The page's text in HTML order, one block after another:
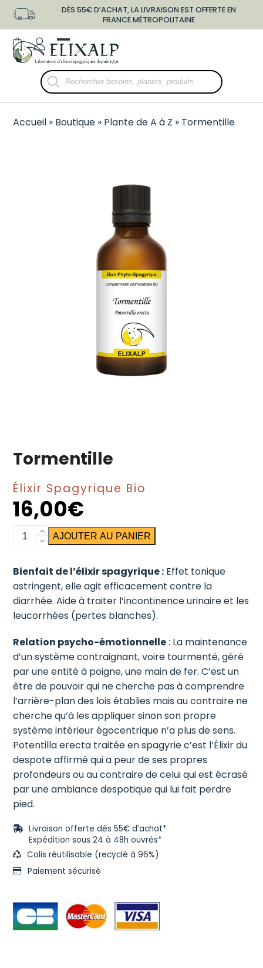
Skip
content
DÈS 55€ D’ACHAT, LA LIVRAISON EST OFFERTE EN
FRANCE MÉTROPOLITAINE
shopping-
bag
user-
o
Open
mobile
menu
Close
mobile
menu
Recherche
de
produits
Accueil » Boutique » Plante de A à Z » Tormentille
Tormentille
Élixir Spagyrique Bio
16,00€
quantitéAJOUTER AU PANIER
Bienfait de l’élixir spagyrique : Effet tonique
astringent, elle agit efficacement contre la
diarrhée. Aide à traiter l’incontinence urinaire et les
leucorrhées (pertes blanches).
Relation psycho-émotionnelle: La maintenance
d’un système contraignant, voire tourmenté, géré
par une entité à poigne, une main de fer. C’est un
être de pouvoir qui ne cherche pas à comprendre
l’arrière-plan des lois établies mais au contraire ne
cherche qu’à les appliquer sinon son propre
système intérieur égocentrique n’a plus de sens.
Potentilla erecta traitée en spagyrie c’est l’Élixir du
despote affirmé qui a peur de ses propres
profondeurs ou au contraire de celui qui est écrasé
par une ambiance despotique qui lui fait perdre
pied.
Livraison offerte dès 55€ d’achat*
Expédition sous 24 à 48h ouvrés*
Colis réutilisable (recyclé à 96%)
Paiement sécurisé